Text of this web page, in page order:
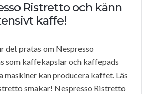
Ristretto och känn
kaffe!
det pratas om Nespresso
som kaffekapslar och kaffepads
kan producera kaffet. Läs
smakar! Nespresso Ristretto